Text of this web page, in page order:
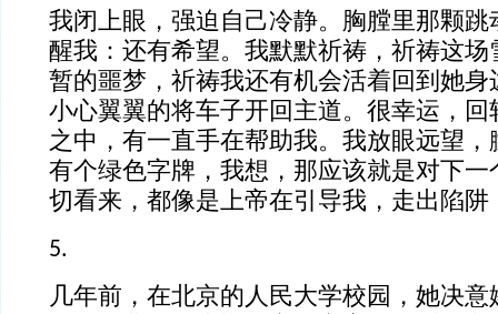
我闭上眼，强迫自己冷静。胸膛里那颗跳
醒我：还有希望。我默默祈祷，祈祷这场
暂的噩梦，祈祷我还有机会活着回到她身
小心翼翼的将车子开回主道。很幸运，回
之中，有一直手在帮助我。我放眼远望
有个绿色字牌，我想，那应该就是对下一
切看来，都像是上帝在引导我，走出陷阱
5.
几年前，在北京的人民大学校园，她决